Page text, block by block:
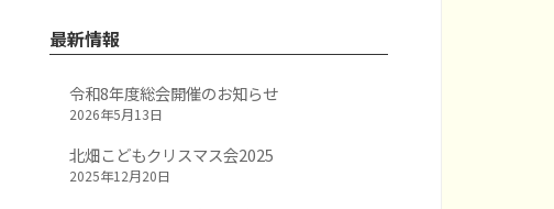
最新情報
令和8年度総会開催のお知らせ
2026年5月13日
北畑こどもクリスマス会2025
2025年12月20日